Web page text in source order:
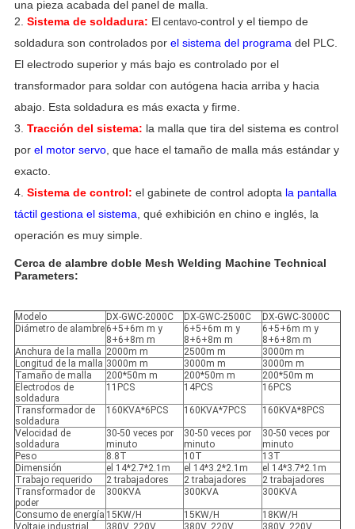
una pieza acabada del panel de malla.
2. Sistema de soldadura: El centavo-control y el tiempo de
soldadura son controlados por el sistema del programadel PLC.
El electrodo superior y más bajo es controlado por el
transformador para soldar con autógena hacia arriba y hacia
abajo. Esta soldadura es más exacta y firme.
3. Tracción del sistema: la malla que tira del sistema es control
por el motor servo, que hace el tamaño de malla más estándar y
exacto.
4. Sistema de control: el gabinete de control adopta la pantalla
táctil gestiona el sistema, qué exhibición en chino einglés, la
operación es muy simple.
Cerca de alambre doble Mesh Welding Machine Technical
Parameters:
Modelo DX-GWC-2000C DX-GWC-2500C
DX-GWC-3000C
Diámetro de alambre 6+5+6m m y
8+6+8m m
6+5+6m m y
8+6+8m m
6+5+6m m y
8+6+8m m
Anchura de la malla 2000m m 2500m m
3000m m
Longitud de la malla 3000m m 3000m m
3000m m
Tamaño de malla
200*50m m 200*50m m
200*50m m
Electrodos de
soldadura
11PCS 14PCS 16PCS
Transformador de
soldadura
160KVA*6PCS 160KVA*7PCS 160KVA*8PCS
Velocidad de
soldadura
30-50 veces por
minuto
30-50 veces por
minuto
30-50 veces por
minuto
Peso
8.8T 10T
13T
Dimensión
el 14*2.7*2.1m el 14*3.2*2.1m
el 14*3.7*2.1m
Trabajo requerido
2 trabajadores 2 trabajadores
2 trabajadores
Transformador de
poder
300KVA 300KVA 300KVA
Consumo de energía 15KW/H 15KW/H
18KW/H